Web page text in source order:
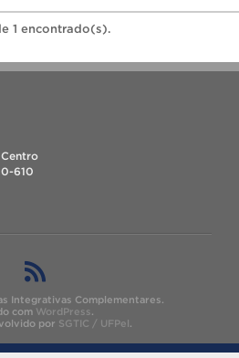
1 encontrado(s).
Centro
610
Integrativas Complementares.
com WordPress.
por SGTIC / UFPel.